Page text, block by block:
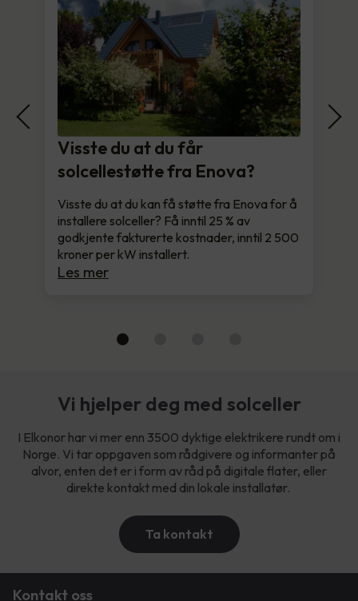
Visste du at du får
solcellestøtte fra Enova?
Visste du at du kan få støtte fra Enova for å
installere solceller? Få inntil 25 % av
godkjente fakturerte kostnader, inntil 2 500
kroner per kW installert.
Les mer
Vi hjelper deg med solceller
I Elkonor har vi mer enn 3500 dyktige elektrikere rundt om i
Norge. Vi tar oppgaven som rådgivere og informanter på
alvor, enten det er i form av råd på digitale flater, eller
direkte kontakt med din lokale installatør.
Ta kontakt
Kontakt oss